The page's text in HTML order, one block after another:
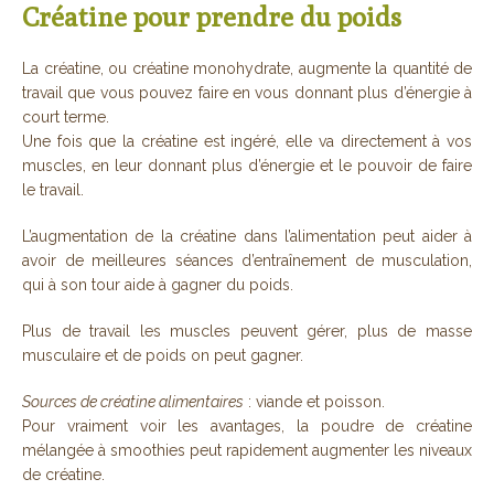
Créatine pour prendre du poids
La créatine, ou créatine monohydrate, augmente la quantité de
travail que vous pouvez faire en vous donnant plus d’énergie à
court terme.
Une fois que la créatine est ingéré, elle va directement à vos
muscles, en leur donnant plus d’énergie et le pouvoir de faire
le travail.
L’augmentation de la créatine dans l’alimentation peut aider à
avoir de meilleures séances d’entraînement de musculation,
qui à son tour aide à gagner du poids.
Plus de travail les muscles peuvent gérer, plus de masse
musculaire et de poids on peut gagner.
Sources de créatine alimentaires : viande et poisson.
Pour vraiment voir les avantages, la poudre de créatine
mélangée à smoothies peut rapidement augmenter les niveaux
de créatine.